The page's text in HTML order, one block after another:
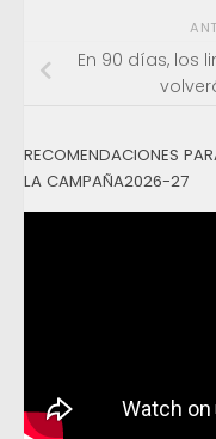
En 90 días, los
RECOMENDACIONES
LA CAMPAÑA2026-27